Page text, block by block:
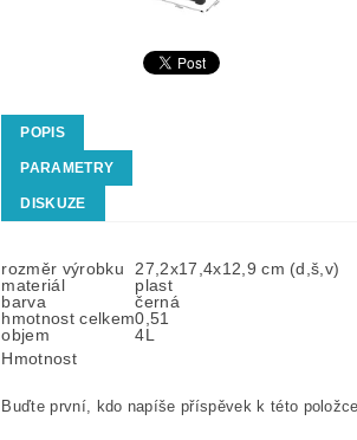
POPIS
PARAMETRY
DISKUZE
rozměr výrobku
27,2x17,4x12,9 cm (d,š,v)
materiál
plast
barva
černá
hmotnost celkem0,51
objem
4L
Hmotnost
Buďte první, kdo napíše příspěvek k této